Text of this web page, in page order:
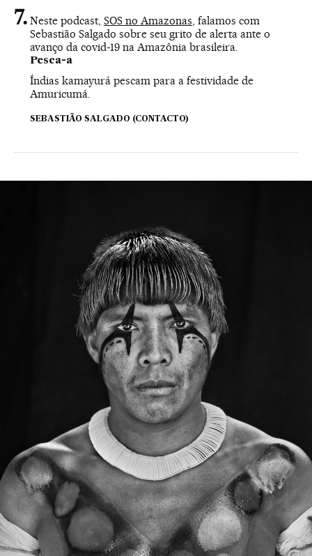
Neste podcast, SOS no Amazonas, falamos com
Sebastião Salgado sobre seu grito de alerta ante o
avanço da covid-19 na Amazônia brasileira.
Pesca-a
Índias kamayurá pescam para a festividade de
Amuricumá.
SEBASTIÃO SALGADO (CONTACTO)